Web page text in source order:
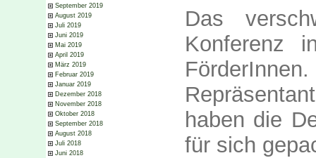
September 2019
August 2019
Juli 2019
Juni 2019
Mai 2019
April 2019
März 2019
Februar 2019
Januar 2019
Dezember 2018
November 2018
Oktober 2018
September 2018
August 2018
Juli 2018
Juni 2018
Das
Konferenz
haben die
für sich